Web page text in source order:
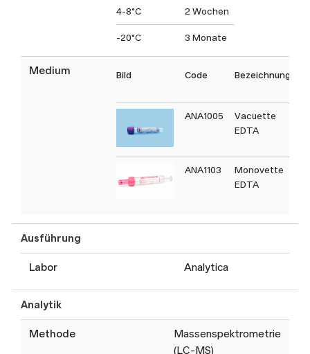
4-8°C 2 Wochen
-20°C 3 Monate
Medium Bild Code Bezeichnung
ANA1005
Vacuette
EDTA
ANA1103
Monovette
EDTA
Ausführung
Labor Analytica
Analytik
Methode
Massenspektrometrie
(LC-MS)